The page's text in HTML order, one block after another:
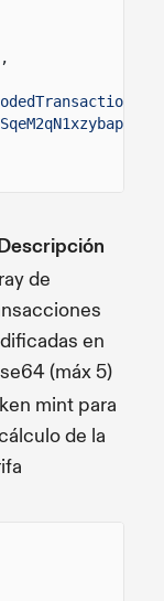
,
de
en
(máx 5)
mint para
de la